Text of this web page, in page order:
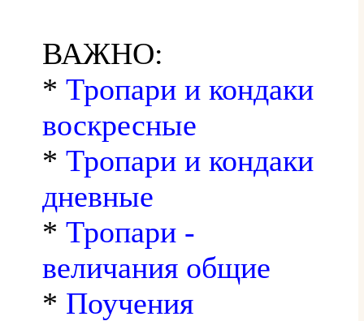
ВАЖНО:
* Тропари и кондаки
воскресные
* Тропари и кондаки
дневные
* Тропари -
величания общие
* Поучения